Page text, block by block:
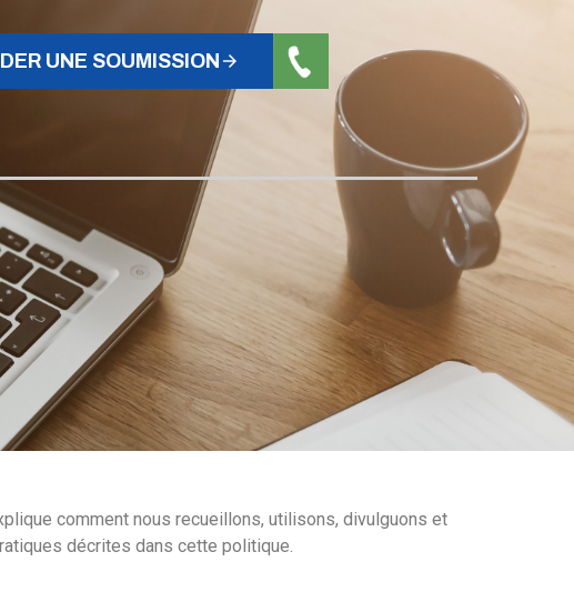
UNE SOUMISSION
comment nous recueillons, utilisons, divulguons et
décrites dans cette politique.